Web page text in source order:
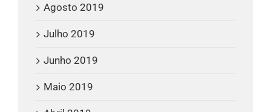
Agosto 2019
Julho 2019
Junho 2019
Maio 2019